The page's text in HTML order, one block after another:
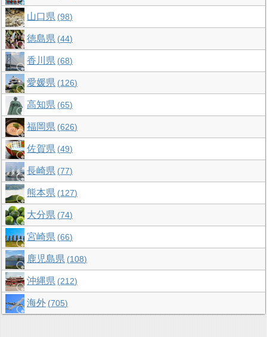
山口県 98
徳島県 44
香川県 68
愛媛県 126
高知県 65
福岡県 626
佐賀県 49
長崎県 77
熊本県 127
大分県 74
宮崎県 66
鹿児島県 108
沖縄県 212
海外 705